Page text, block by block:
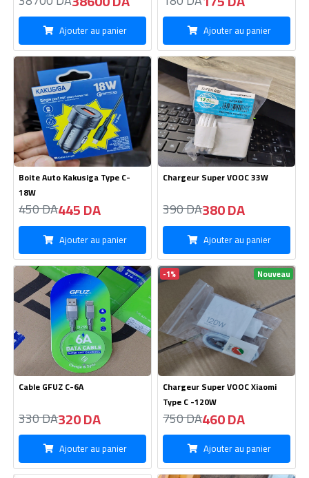
Ajouter au panier Ajouter au panier
Boite Auto Kakusiga Type C-
18W
450 DA445 DA
Ajouter au panier
Chargeur Super VOOC 33W
390 DA380 DA
Ajouter au panier
Cable GFUZ C-6A
330 DA320 DA
Ajouter au panier
-1% Nouveau
Chargeur Super VOOC Xiaomi
Type C -120W
750 DA460 DA
Ajouter au panier